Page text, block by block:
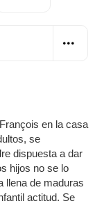
en la casa
se
dispuesta a dar
hijos no se lo
llena de maduras
actitud. Se